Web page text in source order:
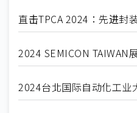
直击TPCA 2024：先进封
2024 SEMICON TAIWAN
2024台北国际自动化工业